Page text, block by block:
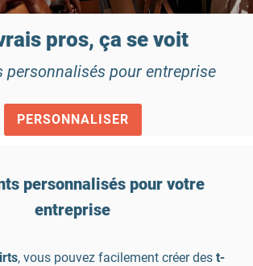
pros, ça se voit
personnalisés pour entreprise
PERSONNALISER
personnalisés pour votre
entreprise
, vous pouvez facilement créer des t-